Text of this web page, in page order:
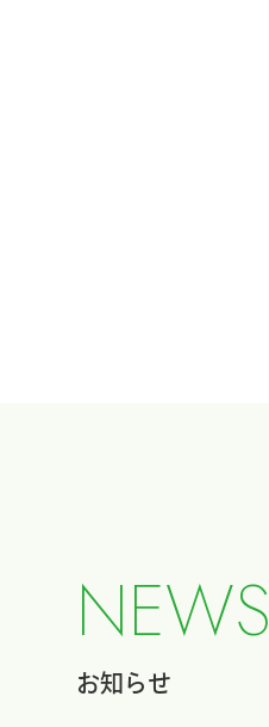
NEWS
お知らせ